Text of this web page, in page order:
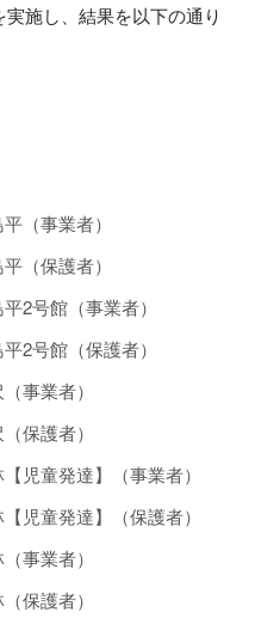
施し、結果を以下の通り
（事業者）
（保護者）
2号館（事業者）
2号館（保護者）
事業者）
保護者）
児童発達】（事業者）
児童発達】（保護者）
事業者）
保護者）